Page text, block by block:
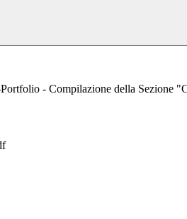
- Compilazione della Sezione